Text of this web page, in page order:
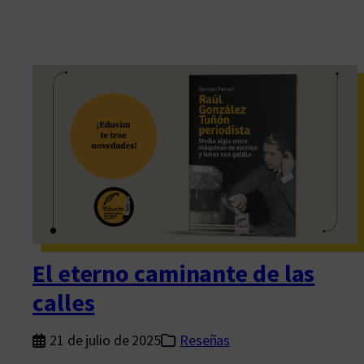
El eterno caminante de las
calles
21 de julio de 2025 Reseñas